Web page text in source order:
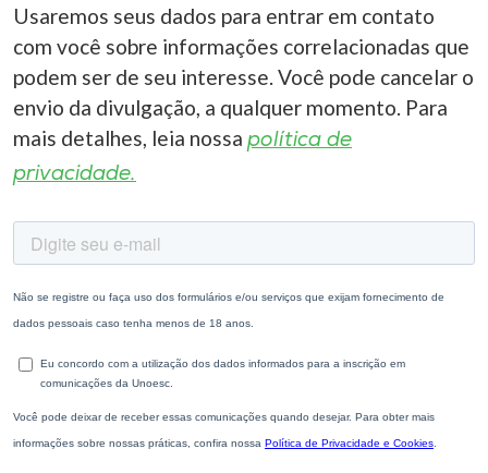
Usaremos seus dados para entrar em contato
com você sobre informações correlacionadas que
podem ser de seu interesse. Você pode cancelar o
envio da divulgação, a qualquer momento. Para
mais detalhes, leia nossa política de
privacidade.